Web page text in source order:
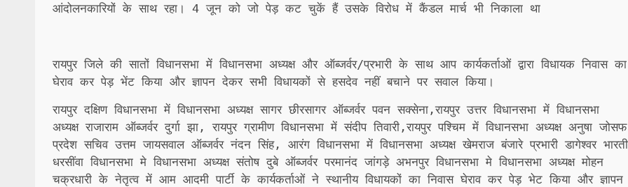
आंदोलनकारियों के साथ रहा। 4 जून को जो पेड़ कट चुकें हैं उसके विरोध में कैंडल मार्च भी निकाला था
रायपुर जिले की सातों विधानसभा में विधानसभा अध्यक्ष और ऑब्जर्वर/प्रभारी के साथ आप कार्यकर्ताओं द्वारा विधायक निवास का
घेराव कर पेड़ भेंट किया और ज्ञापन देकर सभी विधायकों से हसदेव नहीं बचाने पर सवाल किया।
रायपुर दक्षिण विधानसभा में विधानसभा अध्यक्ष सागर छीरसागर ऑब्जर्वर पवन सक्सेना,रायपुर उत्तर विधानसभा में विधानसभा
अध्यक्ष राजाराम ऑब्जर्वर दुर्गा झा, रायपुर ग्रामीण विधानसभा में संदीप तिवारी,रायपुर पश्चिम में विधानसभा अध्यक्ष अनुषा जोसफ
प्रदेश सचिव उत्तम जायसवाल ऑब्जर्वर नंदन सिंह, आरंग विधानसभा में विधानसभा अध्यक्ष खेमराज बंजारे प्रभारी डागेश्वर भारती
धरसींवा विधानसभा मे विधानसभा अध्यक्ष संतोष दुबे ऑब्जर्वर परमानंद जांगड़े अभनपुर विधानसभा मे विधानसभा अध्यक्ष मोहन
चक्रधारी के नेतृत्व में आम आदमी पार्टी के कार्यकर्ताओं ने स्थानीय विधायकों का निवास घेराव कर पेड़ भेट किया और ज्ञापन